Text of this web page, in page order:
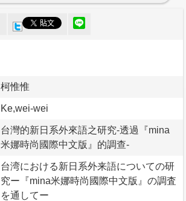
柯惟惟
Ke,wei-wei
台灣的新日系外來語之研究-透過『mina
米娜時尚國際中文版』的調查-
台湾における新日系外来語についての研
究ー『mina米娜時尚國際中文版』の調査
を通してー